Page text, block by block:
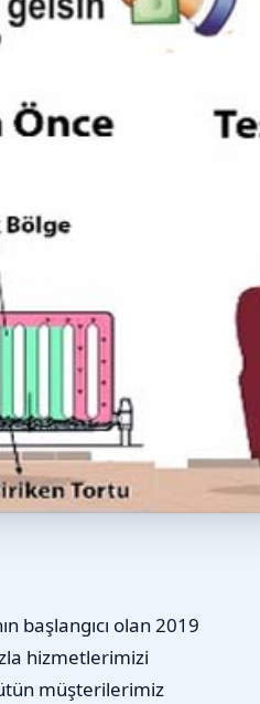
başlangıcı olan 2019
hizmetlerimizi
müşterilerimiz